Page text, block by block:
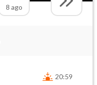
8 ago
20:59